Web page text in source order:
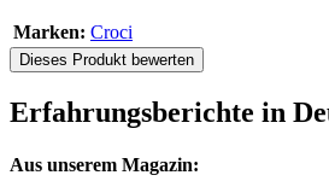
Marken: Croci
Dieses Produkt bewerten
Erfahrungsberichte in
Aus unserem Magazin: